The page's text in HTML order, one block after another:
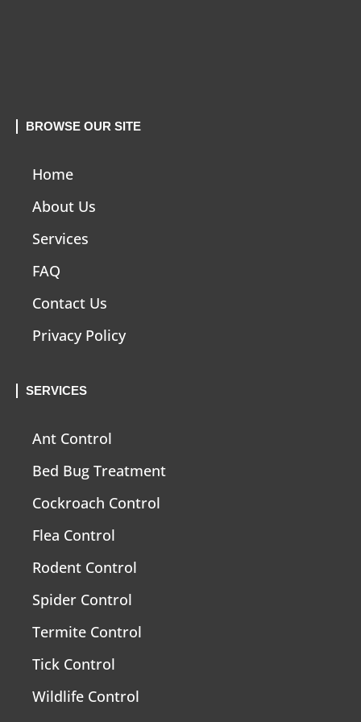
BROWSE OUR SITE
Home
About Us
Services
FAQ
Contact Us
Privacy Policy
SERVICES
Ant Control
Bed Bug Treatment
Cockroach Control
Flea Control
Rodent Control
Spider Control
Termite Control
Tick Control
Wildlife Control